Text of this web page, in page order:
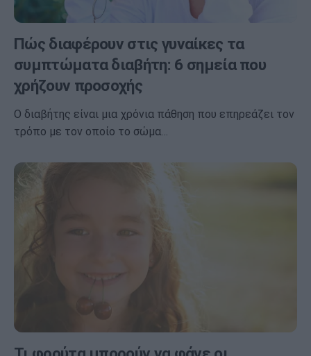
Πώς διαφέρουν στις γυναίκες τα
συμπτώματα διαβήτη: 6 σημεία που
χρήζουν προσοχής
Ο διαβήτης είναι μια χρόνια πάθηση που επηρεάζει τον
τρόπο με τον οποίο το σώμα…